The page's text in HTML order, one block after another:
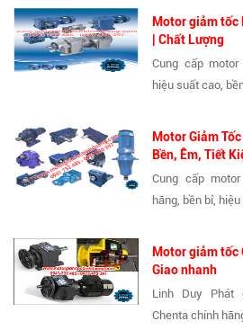
Motor giảm tốc
| Chất Lượng
Cung cấp
hiệu suất cao,
Motor Giảm
Bền, Êm, Tiết
Cung cấp
hãng, bền bỉ,
Motor giảm tốc
Giao nhanh
Linh Duy Phát
Chenta chính